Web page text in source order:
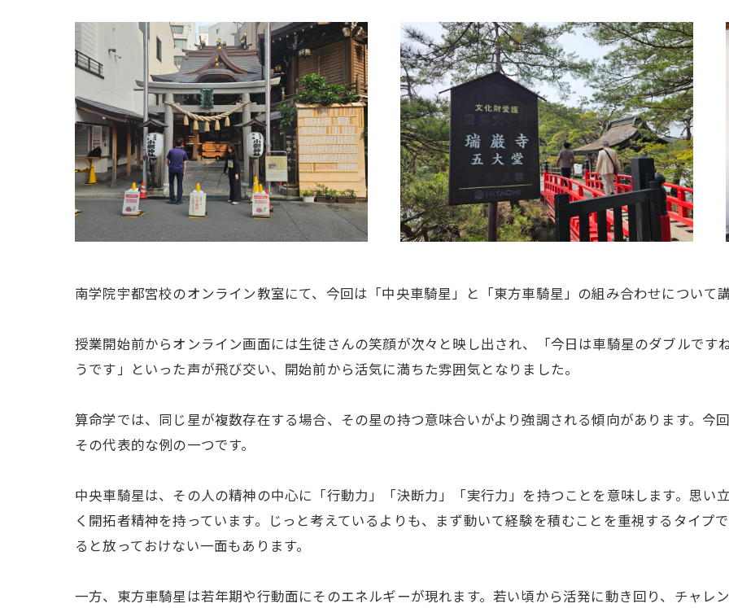
南学院宇都宮校のオンライン教室にて、今回は「中央車騎星」と「東方車騎星」の組み合わせについて
授業開始前からオンライン画面には生徒さんの笑顔が次々と映し出され、「今日は車騎星のダブルです
うです」といった声が飛び交い、開始前から活気に満ちた雰囲気となりました。
算命学では、同じ星が複数存在する場合、その星の持つ意味合いがより強調される傾向があります。今
その代表的な例の一つです。
中央車騎星は、その人の精神の中心に「行動力」「決断力」「実行力」を持つことを意味します。思い
く開拓者精神を持っています。じっと考えているよりも、まず動いて経験を積むことを重視するタイプ
ると放っておけない一面もあります。
一方、東方車騎星は若年期や行動面にそのエネルギーが現れます。若い頃から活発に動き回り、チャレ